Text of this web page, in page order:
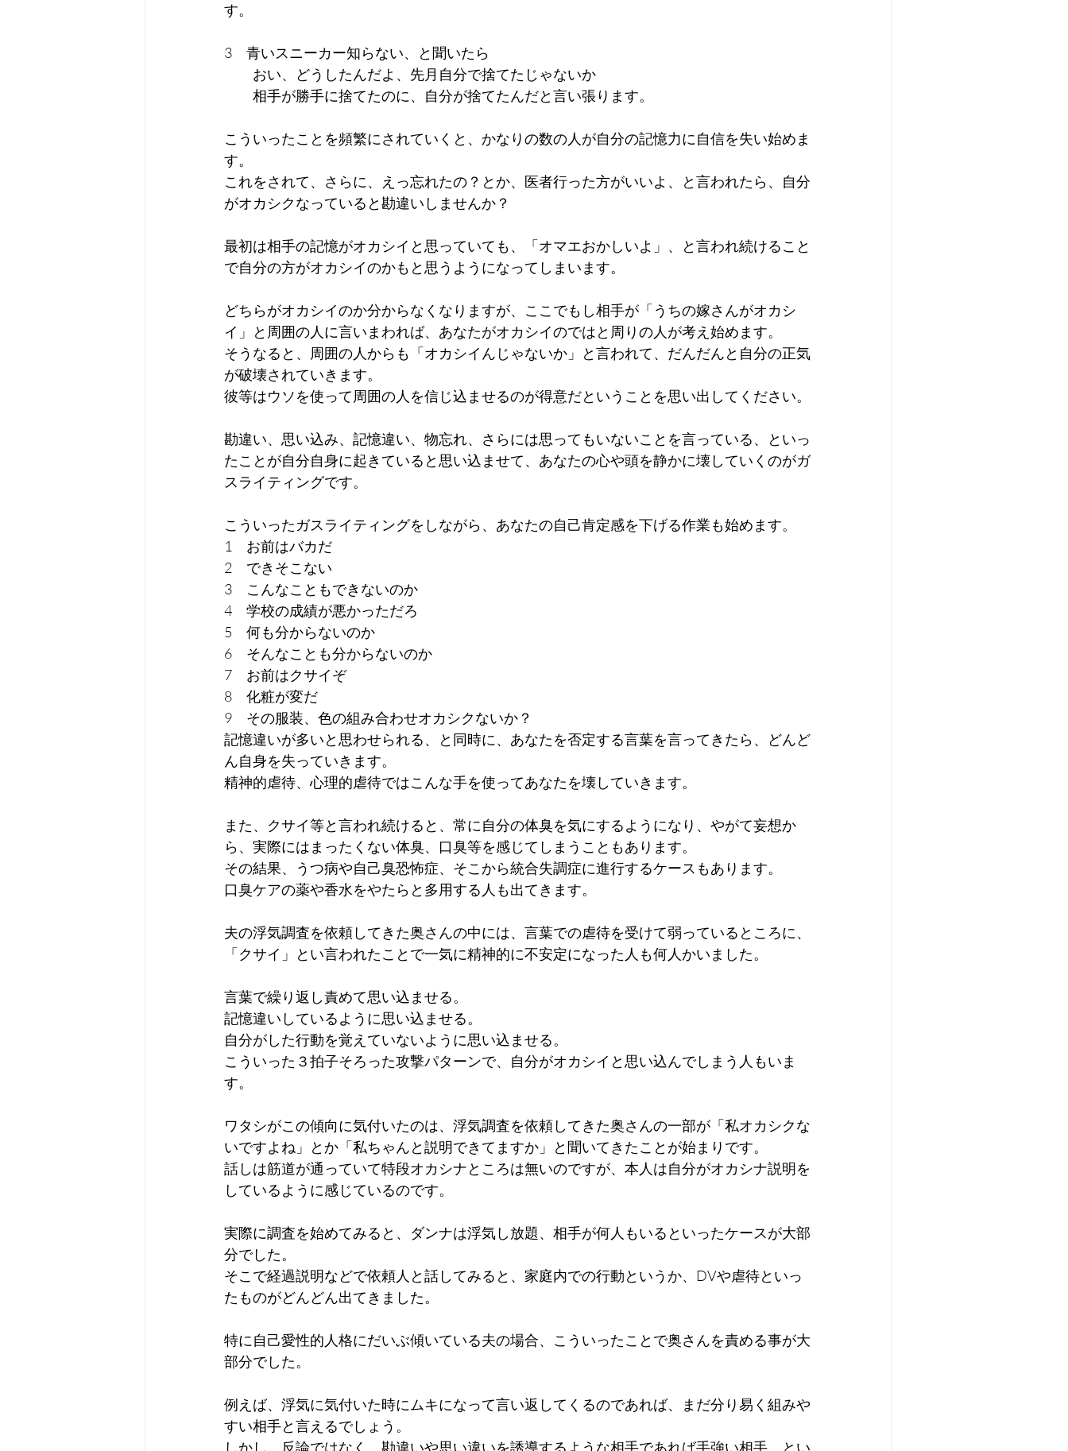
す。
3　青いスニーカー知らない、と聞いたら
おい、どうしたんだよ、先月自分で捨てたじゃないか
相手が勝手に捨てたのに、自分が捨てたんだと言い張ります。
こういったことを頻繁にされていくと、かなりの数の人が自分の記憶力に自信を失い始めま
す。
これをされて、さらに、えっ忘れたの？とか、医者行った方がいいよ、と言われたら、自分
がオカシクなっていると勘違いしませんか？
最初は相手の記憶がオカシイと思っていても、「オマエおかしいよ」、と言われ続けること
で自分の方がオカシイのかもと思うようになってしまいます。
どちらがオカシイのか分からなくなりますが、ここでもし相手が「うちの嫁さんがオカシ
イ」と周囲の人に言いまわれば、あなたがオカシイのではと周りの人が考え始めます。
そうなると、周囲の人からも「オカシイんじゃないか」と言われて、だんだんと自分の正気
が破壊されていきます。
彼等はウソを使って周囲の人を信じ込ませるのが得意だということを思い出してください。
勘違い、思い込み、記憶違い、物忘れ、さらには思ってもいないことを言っている、といっ
たことが自分自身に起きていると思い込ませて、あなたの心や頭を静かに壊していくのがガ
スライティングです。
こういったガスライティングをしながら、あなたの自己肯定感を下げる作業も始めます。
1　お前はバカだ
2　できそこない
3　こんなこともできないのか
4　学校の成績が悪かっただろ
5　何も分からないのか
6　そんなことも分からないのか
7　お前はクサイぞ
8　化粧が変だ
9　その服装、色の組み合わせオカシクないか？
記憶違いが多いと思わせられる、と同時に、あなたを否定する言葉を言ってきたら、どんど
ん自身を失っていきます。
精神的虐待、心理的虐待ではこんな手を使ってあなたを壊していきます。
また、クサイ等と言われ続けると、常に自分の体臭を気にするようになり、やがて妄想か
ら、実際にはまったくない体臭、口臭等を感じてしまうこともあります。
その結果、うつ病や自己臭恐怖症、そこから統合失調症に進行するケースもあります。
口臭ケアの薬や香水をやたらと多用する人も出てきます。
夫の浮気調査を依頼してきた奥さんの中には、言葉での虐待を受けて弱っているところに、
「クサイ」とい言われたことで一気に精神的に不安定になった人も何人かいました。
言葉で繰り返し責めて思い込ませる。
記憶違いしているように思い込ませる。
自分がした行動を覚えていないように思い込ませる。
こういった３拍子そろった攻撃パターンで、自分がオカシイと思い込んでしまう人もいま
す。
ワタシがこの傾向に気付いたのは、浮気調査を依頼してきた奥さんの一部が「私オカシクな
いですよね」とか「私ちゃんと説明できてますか」と聞いてきたことが始まりです。
話しは筋道が通っていて特段オカシナところは無いのですが、本人は自分がオカシナ説明を
しているように感じているのです。
実際に調査を始めてみると、ダンナは浮気し放題、相手が何人もいるといったケースが大部
分でした。
そこで経過説明などで依頼人と話してみると、家庭内での行動というか、DVや虐待といっ
たものがどんどん出てきました。
特に自己愛性的人格にだいぶ傾いている夫の場合、こういったことで奥さんを責める事が大
部分でした。
例えば、浮気に気付いた時にムキになって言い返してくるのであれば、まだ分り易く組みや
すい相手と言えるでしょう。
しかし、反論ではなく、勘違いや思い違いを誘導するような相手であれば手強い相手、とい